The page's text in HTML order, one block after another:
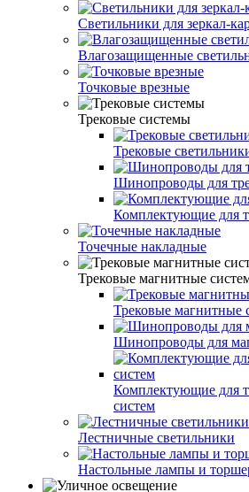
Светильники для зеркал-
Влагозащищенные
Точковые врезные
Трековые системы
Трековые
Шинопроводы для
Комплектующие для
Точечные накладные
Трековые магнитные
Трековые магнитные
Шинопроводы для
Комплектующие для
систем
Лестничные светильники
Настольные лампы и